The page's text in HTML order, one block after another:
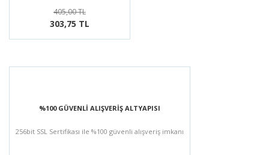
405,00 TL
303,75 TL
%100 GÜVENLİ ALIŞVERİŞ ALTYAPISI
256bit SSL Sertifikası ile %100 güvenli alışveriş imkanı